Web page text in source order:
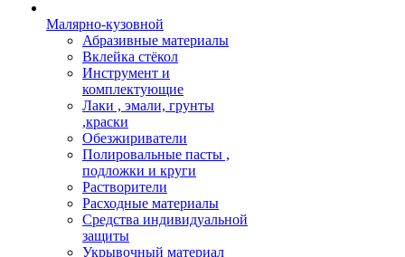
Малярно-кузовной
Абразивные материалы
Вклейка стёкол
Инструмент и
комплектующие
Лаки , эмали, грунты
,краски
Обезжириватели
Полировальные пасты ,
подложки и круги
Растворители
Расходные материалы
Средства индивидуальной
защиты
Укрывочный материал